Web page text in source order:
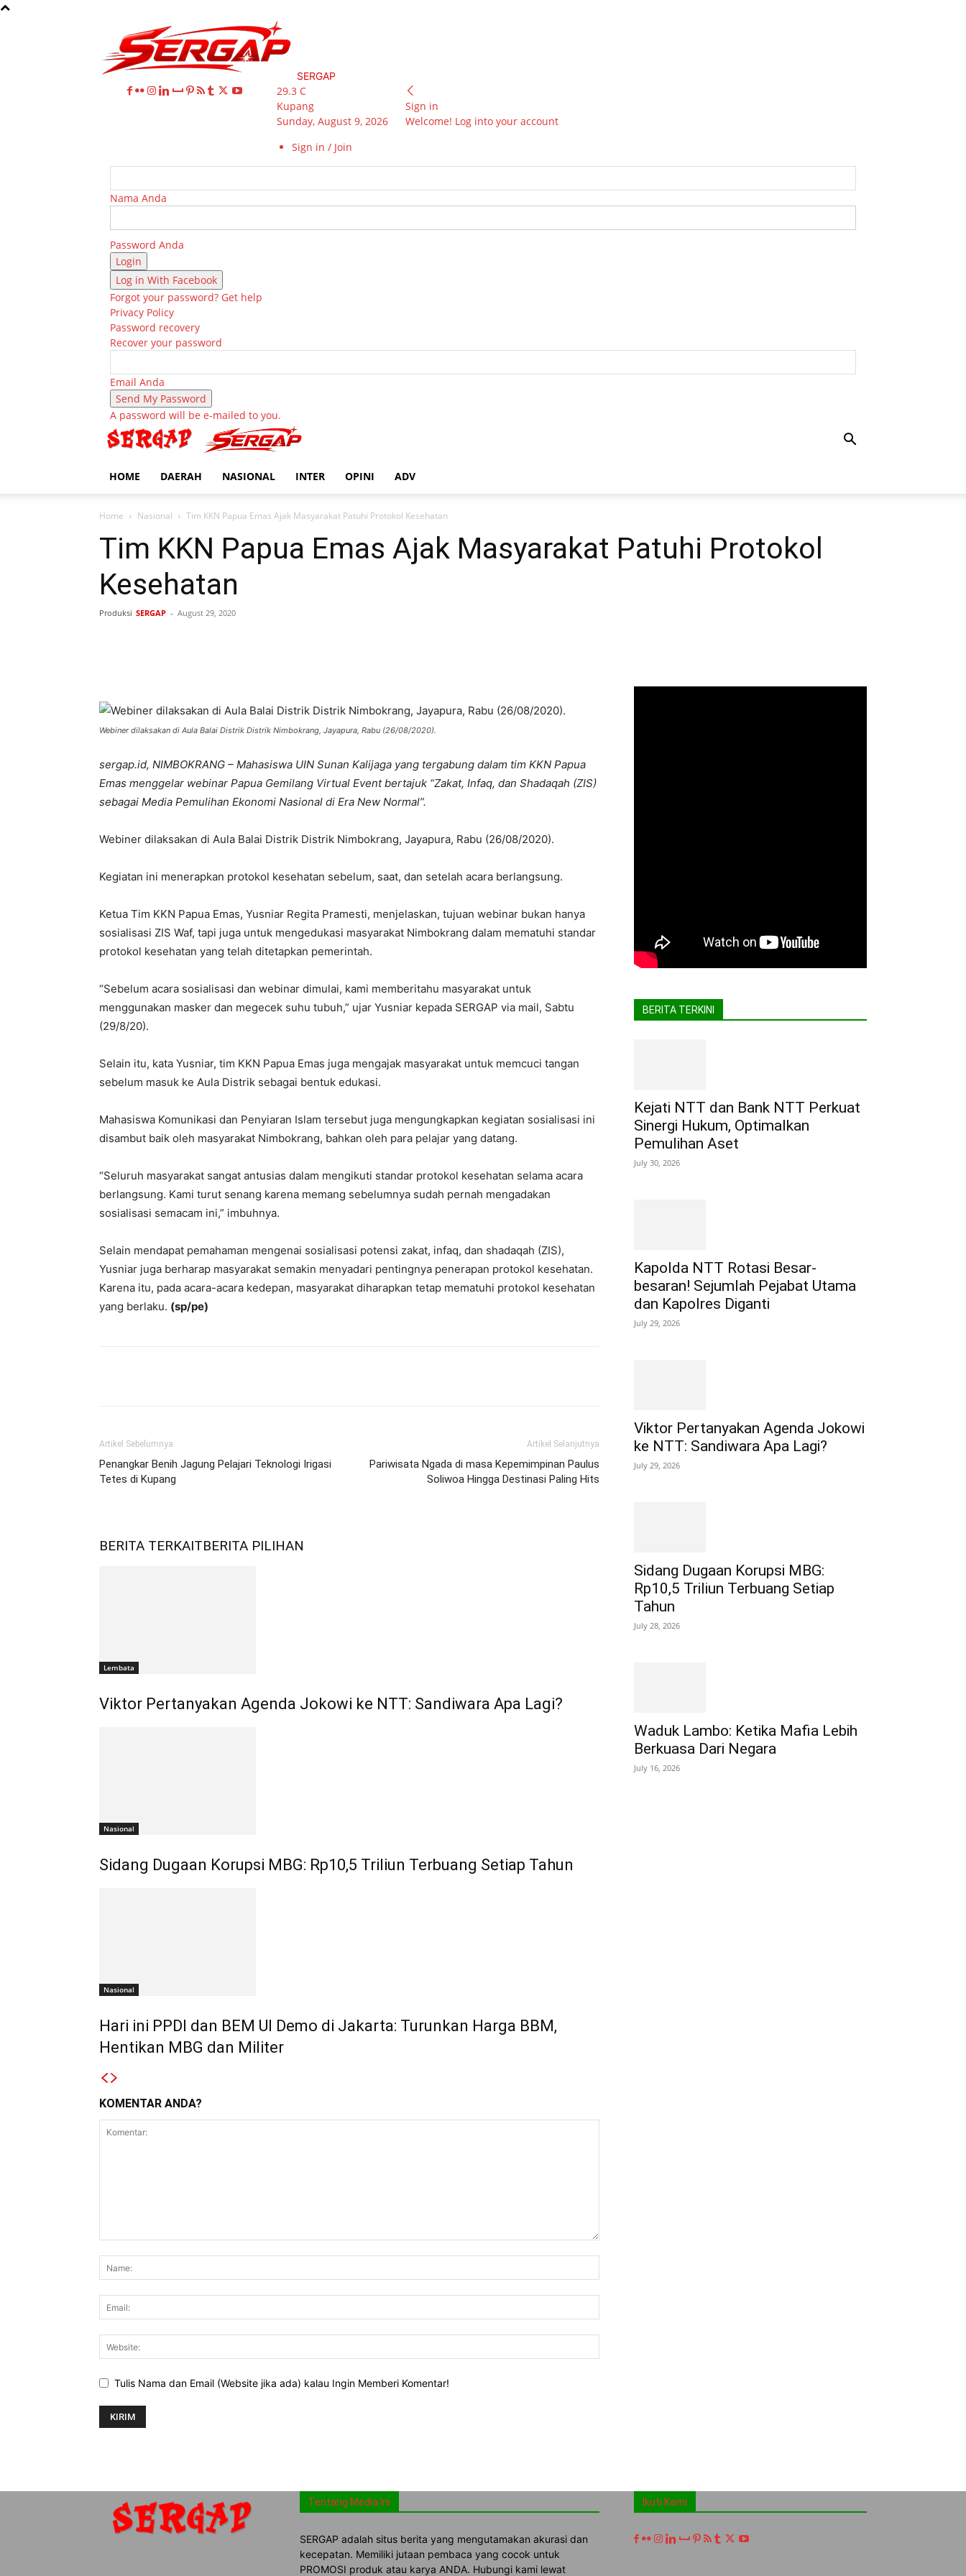
SERGAP
29.3 C
Kupang
Sunday, August 9, 2026
Sign in / Join
Sign in
Welcome! Log into your account
Nama Anda
Password Anda
Log in With Facebook
Forgot your password? Get help
Privacy Policy
Password recovery
Recover your password
Email Anda
A password will be e-mailed to you.
HOME DAERAH NASIONAL INTER OPINI ADV
Home Nasional Tim KKN Papua Emas Ajak Masyarakat Patuhi Protokol Kesehatan
Tim KKN Papua Emas Ajak Masyarakat Patuhi Protokol
Kesehatan
Produksi SERGAP - August 29, 2020
Webiner dilaksakan di Aula Balai Distrik Distrik Nimbokrang, Jayapura, Rabu (26/08/2020).
sergap.id, NIMBOKRANG – Mahasiswa UIN Sunan Kalijaga yang tergabung dalam tim KKN Papua
Emas menggelar webinar Papua Gemilang Virtual Event bertajuk “Zakat, Infaq, dan Shadaqah (ZIS)
sebagai Media Pemulihan Ekonomi Nasional di Era New Normal”.
Webiner dilaksakan di Aula Balai Distrik Distrik Nimbokrang, Jayapura, Rabu (26/08/2020).
Kegiatan ini menerapkan protokol kesehatan sebelum, saat, dan setelah acara berlangsung.
Ketua Tim KKN Papua Emas, Yusniar Regita Pramesti, menjelaskan, tujuan webinar bukan hanya
sosialisasi ZIS Waf, tapi juga untuk mengedukasi masyarakat Nimbokrang dalam mematuhi standar
protokol kesehatan yang telah ditetapkan pemerintah.
“Sebelum acara sosialisasi dan webinar dimulai, kami memberitahu masyarakat untuk
menggunakan masker dan megecek suhu tubuh,” ujar Yusniar kepada SERGAP via mail, Sabtu
(29/8/20).
Selain itu, kata Yusniar, tim KKN Papua Emas juga mengajak masyarakat untuk memcuci tangan
sebelum masuk ke Aula Distrik sebagai bentuk edukasi.
Mahasiswa Komunikasi dan Penyiaran Islam tersebut juga mengungkapkan kegiatan sosialisasi ini
disambut baik oleh masyarakat Nimbokrang, bahkan oleh para pelajar yang datang.
“Seluruh masyarakat sangat antusias dalam mengikuti standar protokol kesehatan selama acara
berlangsung. Kami turut senang karena memang sebelumnya sudah pernah mengadakan
sosialisasi semacam ini,” imbuhnya.
Selain mendapat pemahaman mengenai sosialisasi potensi zakat, infaq, dan shadaqah (ZIS),
Yusniar juga berharap masyarakat semakin menyadari pentingnya penerapan protokol kesehatan.
Karena itu, pada acara-acara kedepan, masyarakat diharapkan tetap mematuhi protokol kesehatan
yang berlaku. (sp/pe)
Artikel Sebelumnya
Penangkar Benih Jagung Pelajari Teknologi Irigasi
Tetes di Kupang
Artikel Selanjutnya
Pariwisata Ngada di masa Kepemimpinan Paulus
Soliwoa Hingga Destinasi Paling Hits
BERITA TERKAITBERITA PILIHAN
Lembata
Viktor Pertanyakan Agenda Jokowi ke NTT: Sandiwara Apa Lagi?
Nasional
Sidang Dugaan Korupsi MBG: Rp10,5 Triliun Terbuang Setiap Tahun
Nasional
Hari ini PPDI dan BEM UI Demo di Jakarta: Turunkan Harga BBM,
Hentikan MBG dan Militer
KOMENTAR ANDA?
Tulis Nama dan Email (Website jika ada) kalau Ingin Memberi Komentar!
BERITA TERKINI
Kejati NTT dan Bank NTT Perkuat
Sinergi Hukum, Optimalkan
Pemulihan Aset
July 30, 2026
Kapolda NTT Rotasi Besar-
besaran! Sejumlah Pejabat Utama
dan Kapolres Diganti
July 29, 2026
Viktor Pertanyakan Agenda Jokowi
ke NTT: Sandiwara Apa Lagi?
July 29, 2026
Sidang Dugaan Korupsi MBG:
Rp10,5 Triliun Terbuang Setiap
Tahun
July 28, 2026
Waduk Lambo: Ketika Mafia Lebih
Berkuasa Dari Negara
July 16, 2026
Tentang Media Ini
SERGAP adalah situs berita yang mengutamakan akurasi dan
kecepatan. Memiliki jutaan pembaca yang cocok untuk
PROMOSI produk atau karya ANDA. Hubungi kami lewat
Ikuti Kami